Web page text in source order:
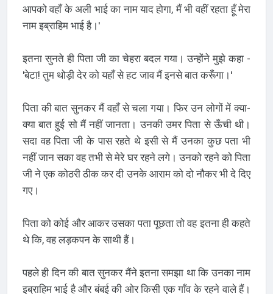
आपको वहाँ के अली भाई का नाम याद होगा, मैं भी वहीं रहता हूँ मेरा
नाम इब्राहिम भाई है।'
इतना सुनते ही पिता जी का चेहरा बदल गया। उन्होंने मुझे कहा -
'बेटा! तुम थोड़ी देर को यहाँ से हट जाव मैं इनसे बात करूँगा।'
पिता की बात सुनकर मैं वहाँ से चला गया। फिर उन लोगों में क्या-
क्या बात हुई सो मैं नहीं जानता। उनकी उमर पिता से ऊँची थी।
सदा वह पिता जी के पास रहते थे इसी से मैं उनका कुछ पता भी
नहीं जान सका वह तभी से मेरे घर रहने लगे। उनको रहने को पिता
जी ने एक कोठरी ठीक कर दी उनके आराम को दो नौकर भी दे दिए
गए।
पिता को कोई और आकर उसका पता पूछता तो वह इतना ही कहते
थे कि, वह लड़कपन के साथी हैं।
पहले ही दिन की बात सुनकर मैंने इतना समझा था कि उनका नाम
इब्राहिम भाई है और बंबई की ओर किसी एक गाँव के रहने वाले हैं।